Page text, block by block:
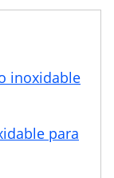
inoxidable
para